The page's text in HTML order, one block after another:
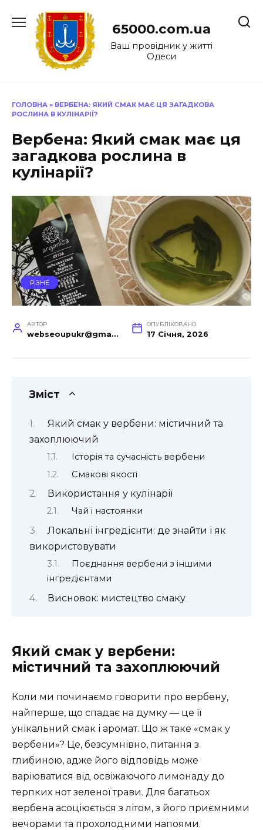
до
65000.com.ua
Ваш провідник у житті
Одеси
ГОЛОВНА » ВЕРБЕНА: ЯКИЙ СМАК МАЄ ЦЯ ЗАГАДКОВА
РОСЛИНА В КУЛІНАРІЇ?
Вербена: Який смак має ця
загадкова рослина в
кулінарії?
РІЗНЕ
АВТОР
webseoupukr@gmail.com
ОПУБЛІКОВАНО
17 Січня, 2026
Зміст
Який смак у вербени: містичний та
захоплюючий
Історія та сучасність вербени
Смакові якості
Використання у кулінарії
Чай і настоянки
Локальні інгредієнти: де знайти і як
використовувати
Поєднання вербени з іншими
інгредієнтами
Висновок: мистецтво смаку
Який смак у вербени:
містичний та захоплюючий
Коли ми починаємо говорити про вербену,
найперше, що спадає на думку — це її
унікальний смак і аромат. Що ж таке «смак у
вербени»? Це, безсумнівно, питання з
глибиною, адже його відповідь може
варіюватися від освіжаючого лимонаду до
терпких нот зеленої трави. Для багатьох
вербена асоціюється з літом, з його приємними
вечорами та прохолодними напоями.